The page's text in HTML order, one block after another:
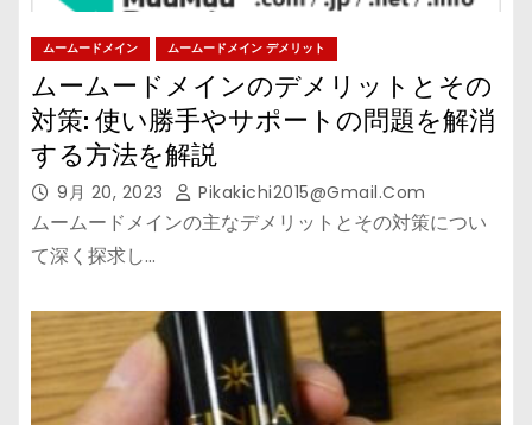
ムームードメイン ムームードメイン デメリット
ムームードメインのデメリットとその
対策: 使い勝手やサポートの問題を解消
する方法を解説
9月 20, 2023 Pikakichi2015@gmail.com
ムームードメインの主なデメリットとその対策につい
て深く探求し…